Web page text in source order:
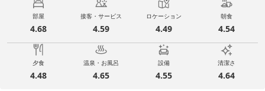
部屋
4.68
接客・サービス
4.59
ロケーション
4.49
朝食
4.54
夕食
4.48
温泉・お風呂
4.65
設備
4.55
清潔さ
4.64